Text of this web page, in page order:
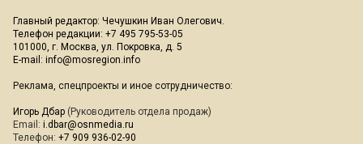
Главный редактор: Чечушкин Иван Олегович.
Телефон редакции: +7 495 795-53-05
101000, г. Москва, ул. Покровка, д. 5
E-mail: info@mosregion.info
Реклама, спецпроекты и иное сотрудничество:
Игорь Дбар (Руководитель отдела продаж)
Email: i.dbar@osnmedia.ru
Телефон: +7 909 936-02-90